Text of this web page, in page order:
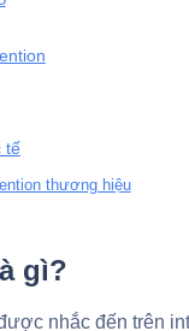
tế
thương hiệu
gì?
nhắc đến trên